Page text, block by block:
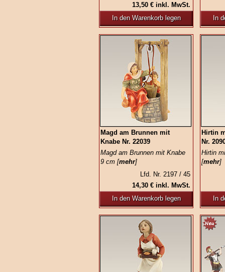
13,50 € inkl. MwSt.
In den Warenkorb legen
In
Magd am Brunnen mit
Knabe Nr. 22039
Magd am Brunnen mit Knabe
9 cm [mehr]
Lfd. Nr. 2197 / 45
14,30 € inkl. MwSt.
In den Warenkorb legen
Hirtin
Nr.
Hirtin
[mehr]
In